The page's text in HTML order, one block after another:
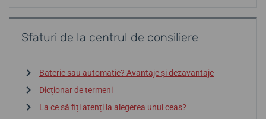
Sfaturi de la centrul de consiliere
Baterie sau automatic? Avantaje și dezavantaje
Dicționar de termeni
La ce să fiți atenți la alegerea unui ceas?